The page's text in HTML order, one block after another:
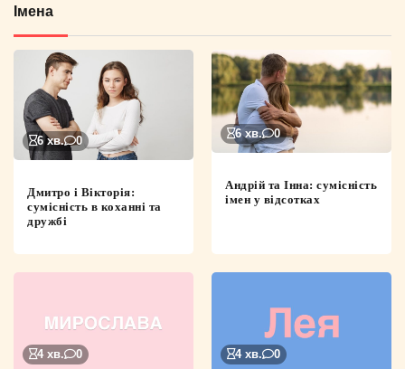
Імена
6 хв. 0
Дмитро і Вікторія:
сумісність в коханні та
дружбі
6 хв. 0
Андрій та Інна: сумісність
імен у відсотках
4 хв. 0 4 хв. 0